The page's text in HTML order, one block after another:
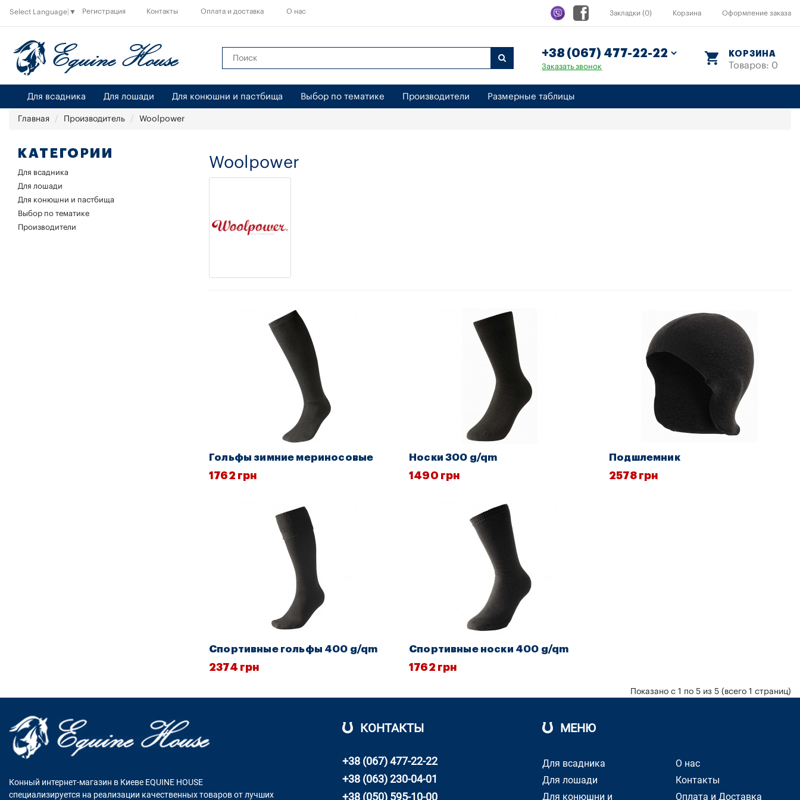
Select Language ▼ Регистрация Контакты Оплата и доставка О нас Закладки (0) Корзина Оформление заказа
Заказать звонок
КОРЗИНА
Товаров: 0
Для всадника Для лошади Для конюшни и пастбища Выбор по тематике Производители Размерные таблицы
Главная Производитель Woolpower
КАТЕГОРИИ
Для всадника
Для лошади
Для конюшни и пастбища
Выбор по тематике
Производители
Woolpower
Гольфы зимние мериносовые
1762 грн
Носки 300 g/qm
1490 грн
Подшлемник
2578 грн
Спортивные гольфы 400 g/qm
2374 грн
Спортивные носки 400 g/qm
1762 грн
Показано с 1 по 5 из 5 (всего 1 страниц)
Конный интернет-магазин в Киеве EQUINE HOUSE
специализируется на реализации качественных товаров от лучших
КОНТАКТЫ
+38 (067) 477-22-22
+38 (063) 230-04-01
+38 (050) 595-10-00
МЕНЮ
Для всадника
Для лошади
Для конюшни и
О нас
Контакты
Оплата и Доставка